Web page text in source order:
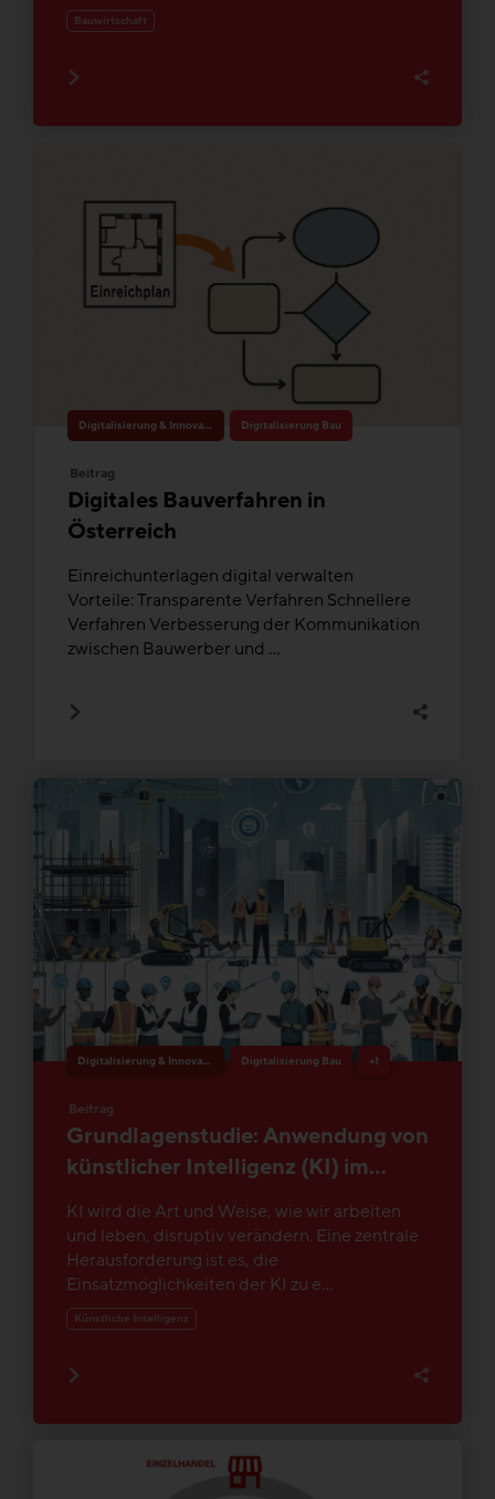
Bauwirtschaft
Digitalisierung & Innovation Digitalisierung Bau
Beitrag
Digitales Bauverfahren in
Österreich
Einreichunterlagen digital verwalten
Vorteile: Transparente Verfahren Schnellere
Verfahren Verbesserung der Kommunikation
zwischen Bauwerber und ...
Digitalisierung & Innovation Digitalisierung Bau +1
Beitrag
Grundlagenstudie: Anwendung von
künstlicher Intelligenz (KI) im
Baugewerbe
KI wird die Art und Weise, wie wir arbeiten
und leben, disruptiv verändern. Eine zentrale
Herausforderung ist es, die
Einsatzmöglichkeiten der KI zu e...
Künstliche Intelligenz